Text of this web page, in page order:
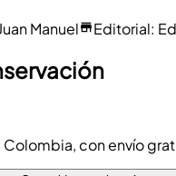
Manuel Editorial:
Colombia, con envío